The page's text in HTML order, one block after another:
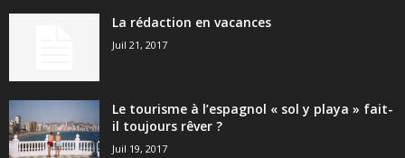
La rédaction en vacances
Juil 21, 2017
Le tourisme à l’espagnol « sol y playa » fait-
il toujours rêver ?
Juil 19, 2017